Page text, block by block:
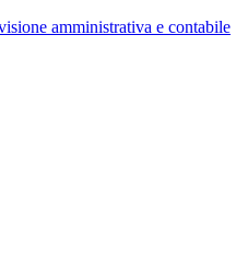
amministrativa e contabile